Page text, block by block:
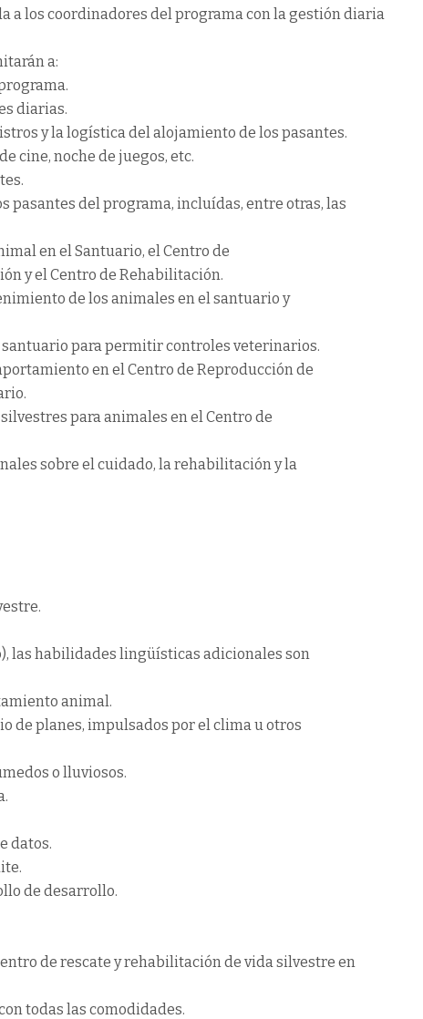
a los coordinadores del programa con la gestión diaria
a:
diarias.
y la logística del alojamiento de los pasantes.
cine, noche de juegos, etc.
pasantes del programa, incluídas, entre otras, las
en el Santuario, el Centro de
y el Centro de Rehabilitación.
de los animales en el santuario y
para permitir controles veterinarios.
en el Centro de Reproducción de
para animales en el Centro de
sobre el cuidado, la rehabilitación y la
las habilidades lingüísticas adicionales son
animal.
de planes, impulsados por el clima u otros
o lluviosos.
datos.
de desarrollo.
de rescate y rehabilitación de vida silvestre en
todas las comodidades.